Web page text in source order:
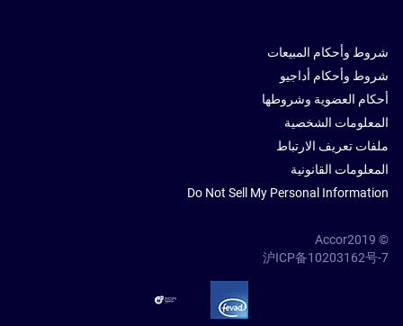
شروط وأحكام المبيعات
شروط وأحكام أداجيو
أحكام العضوية وشروطها
المعلومات الشخصية
ملفات تعريف الارتباط
المعلومات القانونية
Do Not Sell My Personal Information
© Accor2019
沪ICP备10203162号-7